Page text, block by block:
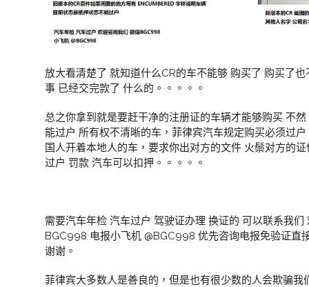
放大看清楚了 就知道什么CR的车不能够 购买了 购买了
事 已经交完款了 什么的。。。。。
总之你拿到就是要赶干净的注册证的车辆才能够购买 不
能过户 所有权不清晰的车，菲律宾汽车规定购买必须过
国人开着本地人的车，要求你出对方的文件 火鬃对方的
过户 罚款 汽车可以扣押。。。。。
需要汽车年检 汽车过户 驾驶证办理 换证的 可以联系我
BGC998 电报小飞机 @BGC998 优先咨询电报免验证直
谢谢。
菲律宾大多数人是善良的，但是也有很少数的人会欺骗